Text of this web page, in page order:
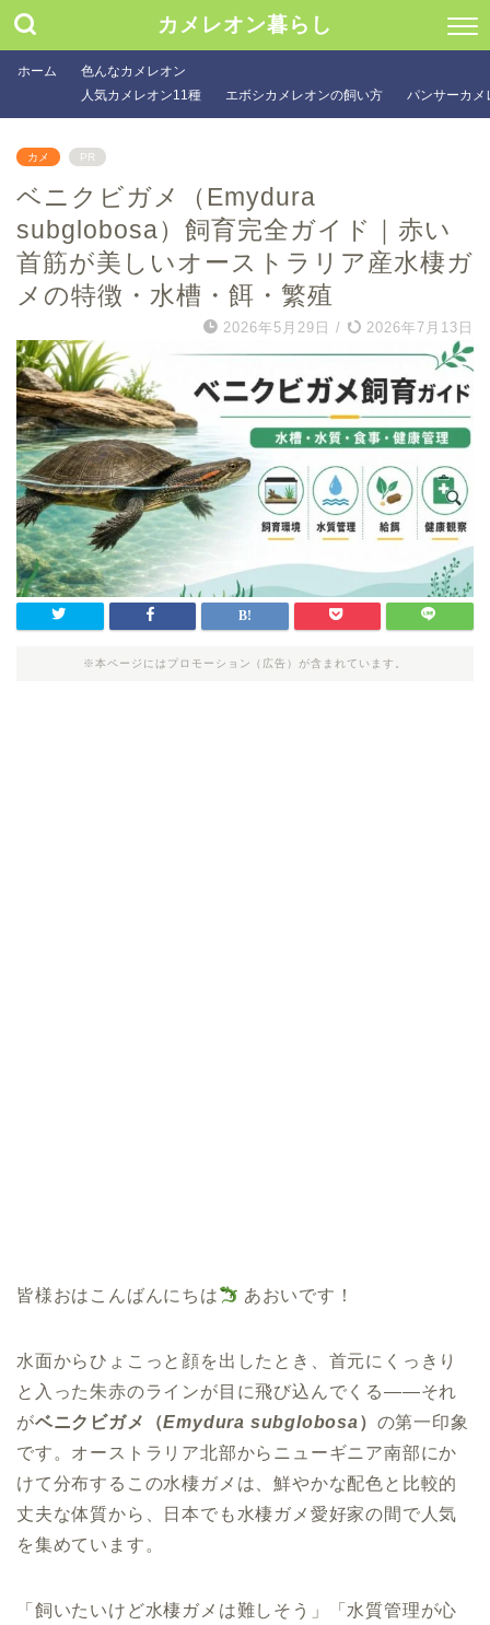
カメレオン暮らし
ホーム
色んなカメレオン
人気カメレオン11種
エボシカメレオンの飼い方 パンサーカメ
カメ PR
ベニクビガメ（Emydura
subglobosa）飼育完全ガイド｜赤い
首筋が美しいオーストラリア産水棲ガ
メの特徴・水槽・餌・繁殖
2026年5月29日 / 2026年7月13日
※本ページにはプロモーション（広告）が含まれています。
皆様おはこんばんにちは あおいです！
水面からひょこっと顔を出したとき、首元にくっきり
と入った朱赤のラインが目に飛び込んでくる——それ
がベニクビガメ（Emydura subglobosa） の第一印象
です。オーストラリア北部からニューギニア南部にか
けて分布するこの水棲ガメは、鮮やかな配色と比較的
丈夫な体質から、日本でも水棲ガメ愛好家の間で人気
を集めています。
「飼いたいけど水棲ガメは難しそう」「水質管理が心